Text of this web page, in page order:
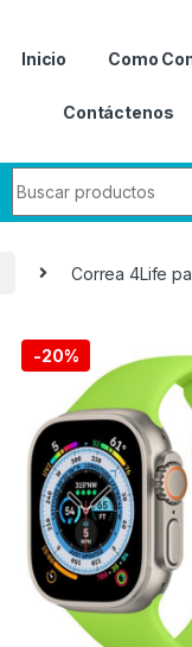
Inicio Como
Contáctenos
Correa 4Life
-20%